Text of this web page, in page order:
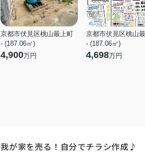
京都市伏見区桃山最上町
- (187.06㎡)
4,900万円
京都市伏見区桃山
- (187.06㎡)
4,698万円
我が家を売る！自分でチラシ作成♪